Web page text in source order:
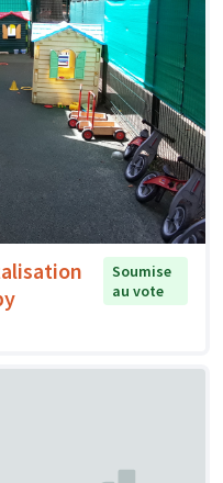
Soumise
au vote